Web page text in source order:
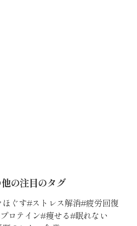
の注目のタグ
ぐす ストレス解消 疲労回復
プロテイン 痩せる 眠れない